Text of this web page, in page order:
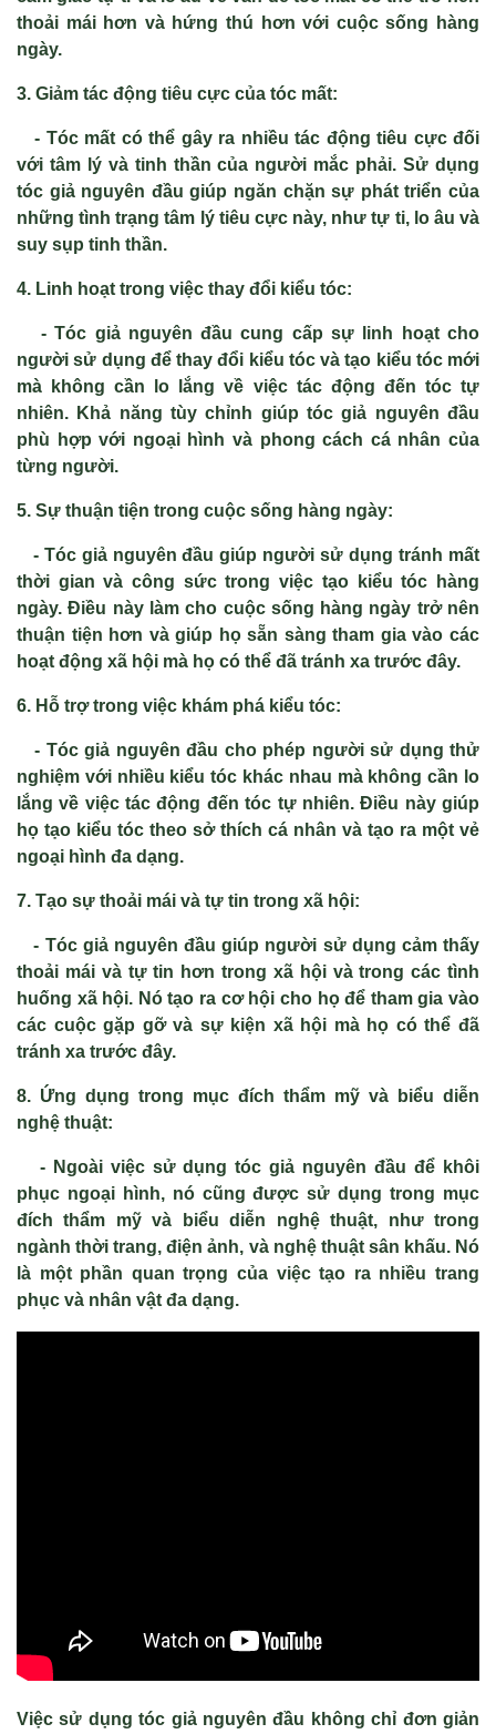
thoải mái hơn và hứng thú hơn với cuộc sống hàng
ngày.
3. Giảm tác động tiêu cực của tóc mất:
- Tóc mất có thể gây ra nhiều tác động tiêu cực đối
với tâm lý và tinh thần của người mắc phải. Sử dụng
tóc giả nguyên đầu giúp ngăn chặn sự phát triển của
những tình trạng tâm lý tiêu cực này, như tự ti, lo âu và
suy sụp tinh thần.
4. Linh hoạt trong việc thay đổi kiểu tóc:
- Tóc giả nguyên đầu cung cấp sự linh hoạt cho
người sử dụng để thay đổi kiểu tóc và tạo kiểu tóc mới
mà không cần lo lắng về việc tác động đến tóc tự
nhiên. Khả năng tùy chỉnh giúp tóc giả nguyên đầu
phù hợp với ngoại hình và phong cách cá nhân của
từng người.
5. Sự thuận tiện trong cuộc sống hàng ngày:
- Tóc giả nguyên đầu giúp người sử dụng tránh mất
thời gian và công sức trong việc tạo kiểu tóc hàng
ngày. Điều này làm cho cuộc sống hàng ngày trở nên
thuận tiện hơn và giúp họ sẵn sàng tham gia vào các
hoạt động xã hội mà họ có thể đã tránh xa trước đây.
6. Hỗ trợ trong việc khám phá kiểu tóc:
- Tóc giả nguyên đầu cho phép người sử dụng thử
nghiệm với nhiều kiểu tóc khác nhau mà không cần lo
lắng về việc tác động đến tóc tự nhiên. Điều này giúp
họ tạo kiểu tóc theo sở thích cá nhân và tạo ra một vẻ
ngoại hình đa dạng.
7. Tạo sự thoải mái và tự tin trong xã hội:
- Tóc giả nguyên đầu giúp người sử dụng cảm thấy
thoải mái và tự tin hơn trong xã hội và trong các tình
huống xã hội. Nó tạo ra cơ hội cho họ để tham gia vào
các cuộc gặp gỡ và sự kiện xã hội mà họ có thể đã
tránh xa trước đây.
8. Ứng dụng trong mục đích thẩm mỹ và biểu diễn
nghệ thuật:
- Ngoài việc sử dụng tóc giả nguyên đầu để khôi
phục ngoại hình, nó cũng được sử dụng trong mục
đích thẩm mỹ và biểu diễn nghệ thuật, như trong
ngành thời trang, điện ảnh, và nghệ thuật sân khấu. Nó
là một phần quan trọng của việc tạo ra nhiều trang
phục và nhân vật đa dạng.
Việc sử dụng tóc giả nguyên đầu không chỉ đơn giản